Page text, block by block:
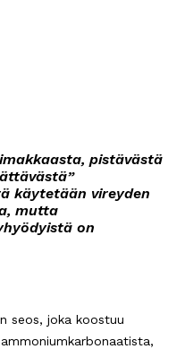
pistävästä
käytetään vireyden
mutta
on
seos, joka koostuu